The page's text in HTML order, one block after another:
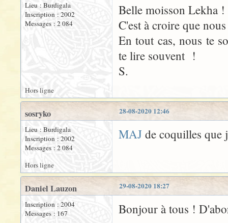
Lieu : Burdigala
Inscription : 2002
Messages : 2 084
Belle moisson Lekha !
C'est à croire que
En tout cas, nous te
te lire souvent !
S.
Hors ligne
28-08-2020 12:46
sosryko
Lieu : Burdigala
Inscription : 2002
Messages : 2 084
MAJ de coquilles que
Hors ligne
29-08-2020 18:27
Daniel Lauzon
Inscription : 2004
Messages : 167
Bonjour à tous !